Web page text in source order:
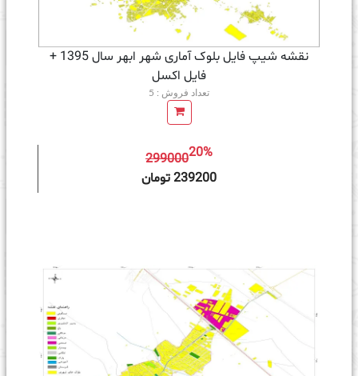
نقشه شیپ فایل بلوک آماری شهر ابهر سال 1395 +
فايل اكسل
تعداد فروش : 5
29900020%
239200 تومان